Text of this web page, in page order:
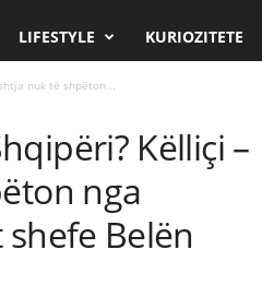
LIFESTYLE KURIOZITETE
nuk të shpëton...
Këlliçi –
nga
Belën